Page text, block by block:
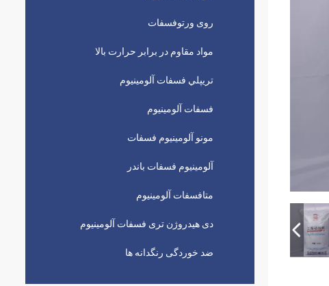
روی ورتوفسفات
مواد مقاوم در برابر حرارت بالا
تريپلي فسفات آلومينيوم
فسفات آلومینیوم
مونو آلومینیوم فسفات
آلومینیوم فسفات باندر
متافسفات آلومینیوم
دی هیدروژن تری فسفات آلومینیوم
ضد خوردگی رنگدانه ها